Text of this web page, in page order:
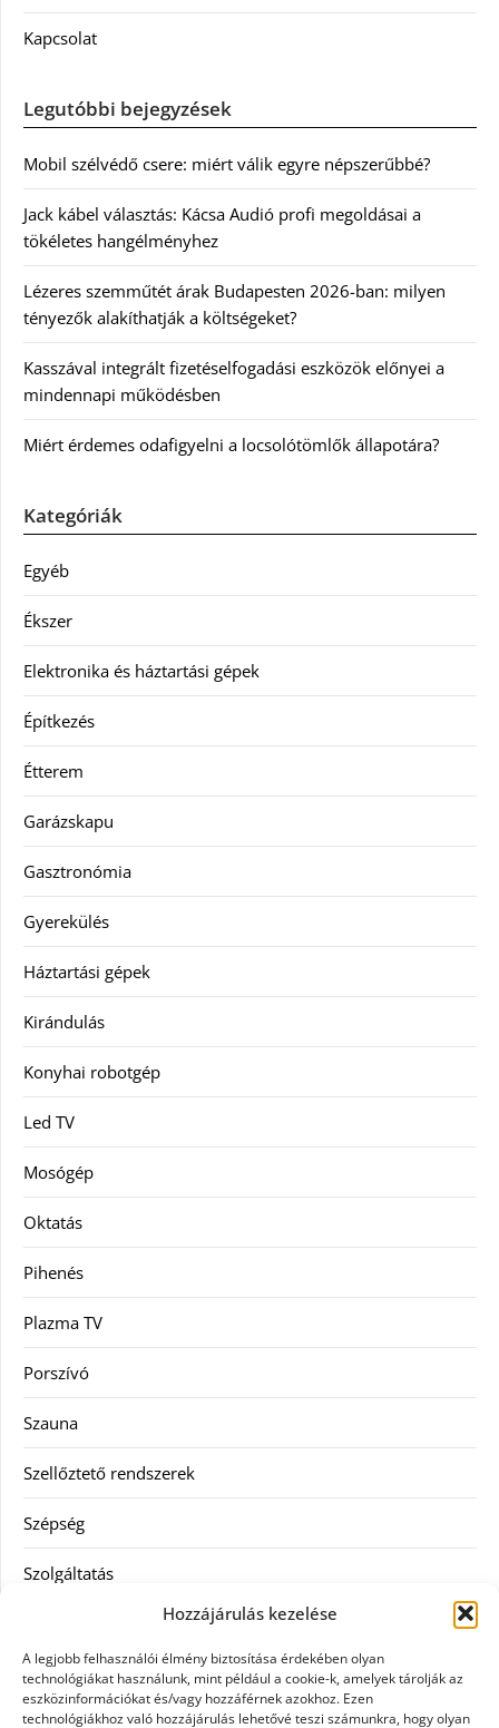
Hozzájárulás kezelése
A legjobb felhasználói élmény biztosítása érdekében olyan
technológiákat használunk, mint például a cookie-k, amelyek tárolják az
eszközinformációkat és/vagy hozzáférnek azokhoz. Ezen
technológiákhoz való hozzájárulás lehetővé teszi számunkra, hogy olyan
Kapcsolat
Legutóbbi bejegyzések
Mobil szélvédő csere: miért válik egyre népszerűbbé?
Jack kábel választás: Kácsa Audió profi megoldásai a
tökéletes hangélményhez
Lézeres szemműtét árak Budapesten 2026-ban: milyen
tényezők alakíthatják a költségeket?
Kasszával integrált fizetéselfogadási eszközök előnyei a
mindennapi működésben
Miért érdemes odafigyelni a locsolótömlők állapotára?
Kategóriák
Egyéb
Ékszer
Elektronika és háztartási gépek
Építkezés
Étterem
Garázskapu
Gasztronómia
Gyerekülés
Háztartási gépek
Kirándulás
Konyhai robotgép
Led TV
Mosógép
Oktatás
Pihenés
Plazma TV
Porszívó
Szauna
Szellőztető rendszerek
Szépség
Szolgáltatás
Televízió
Vásárlás